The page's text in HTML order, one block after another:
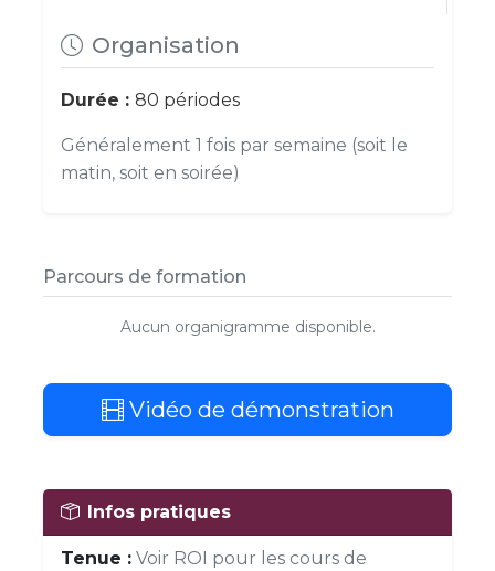
Organisation
Durée : 80 périodes
Généralement 1 fois par semaine (soit le
matin, soit en soirée)
Parcours de formation
Aucun organigramme disponible.
Vidéo de démonstration
Infos pratiques
Tenue : Voir ROI pour les cours de